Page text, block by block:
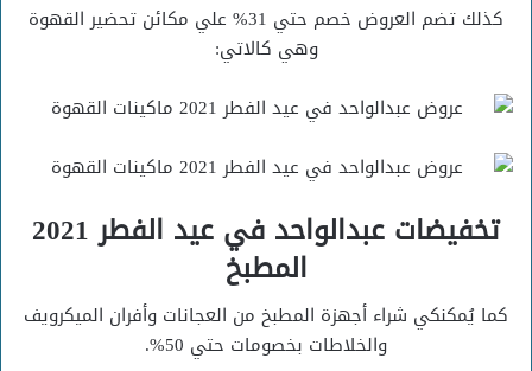
كذلك تضم العروض خصم حتي 31% علي مكائن تحضير القهوة
وهي كالاتي:
تخفيضات عبدالواحد في عيد الفطر 2021
المطبخ
كما يُمكنكي شراء أجهزة المطبخ من العجانات وأفران الميكرويف
والخلاطات بخصومات حتي 50%.